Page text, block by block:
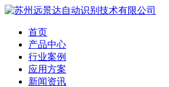
首页
产品中心
行业案例
应用方案
新闻资讯